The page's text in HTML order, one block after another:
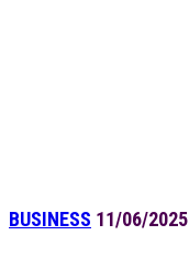
BUSINESS 11/06/2025